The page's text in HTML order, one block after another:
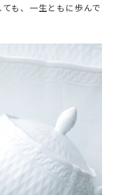
も、一生ともに歩んで